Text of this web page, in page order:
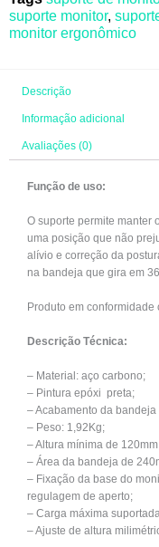
suporte monitor,
monitor ergonômico
Descrição
Informação adicional
Avaliações (0)
Função de uso:
O suporte permite manter
uma posição que não
alívio e correção da
na bandeja que gira em
Produto em conformidade
Descrição Técnica:
– Material: aço carbono;
– Pintura epóxi preta;
– Acabamento da bandeja
– Peso: 1,92Kg;
– Altura mínima de
– Área da bandeja de
– Fixação da base do
regulagem de aperto;
– Carga máxima
– Ajuste de altura